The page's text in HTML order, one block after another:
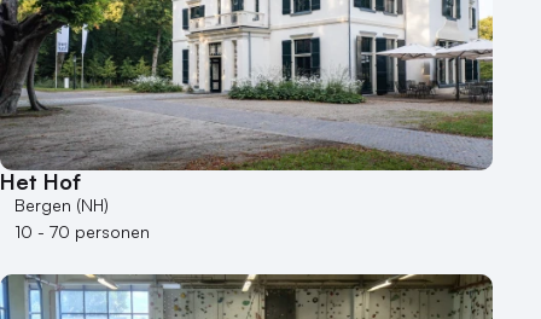
Het Hof
Bergen (NH)
10 - 70 personen